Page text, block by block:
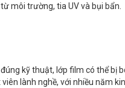
môi trường, tia UV và bụi bẩn.
kỹ thuật, lớp film có thể bị
lành nghề, với nhiều năm